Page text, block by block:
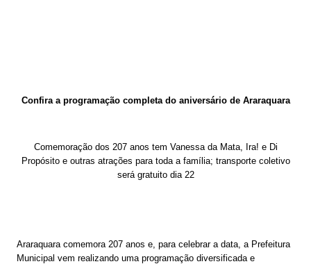
Confira a programação completa do aniversário de Araraquara
Comemoração dos 207 anos tem Vanessa da Mata, Ira! e Di
Propósito e outras atrações para toda a família; transporte coletivo
será gratuito dia 22
Araraquara comemora 207 anos e, para celebrar a data, a Prefeitura
Municipal vem realizando uma programação diversificada e